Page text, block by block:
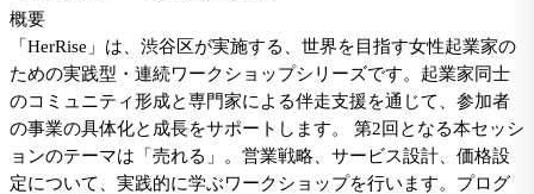
概要
「HerRise」は、渋谷区が実施する、世界を目指す女性起業家の
ための実践型・連続ワークショップシリーズです。起業家同士
のコミュニティ形成と専門家による伴走支援を通じて、参加者
の事業の具体化と成長をサポートします。 第2回となる本セッシ
ョンのテーマは「売れる」。営業戦略、サービス設計、価格設
定について、実践的に学ぶワークショップを行います。プログ